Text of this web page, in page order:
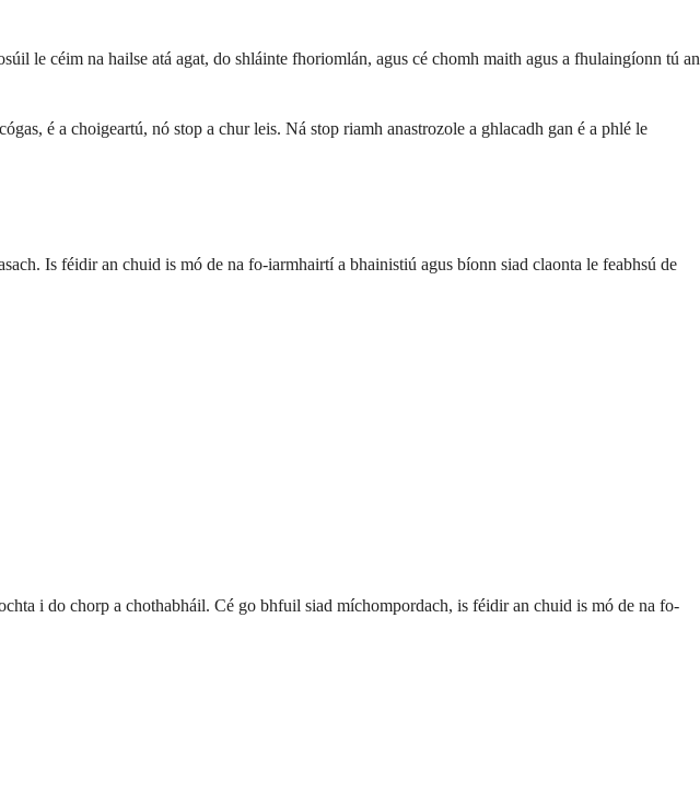
le céim na hailse atá agat, do shláinte fhoriomlán, agus cé chomh maith agus a fhulaingíonn tú an
é a choigeartú, nó stop a chur leis. Ná stop riamh anastrozole a ghlacadh gan é a phlé le
Is féidir an chuid is mó de na fo-iarmhairtí a bhainistiú agus bíonn siad claonta le feabhsú de
i do chorp a chothabháil. Cé go bhfuil siad míchompordach, is féidir an chuid is mó de na fo-